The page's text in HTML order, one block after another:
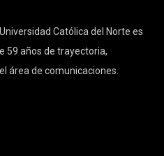
Católica del Norte es
59 años de trayectoria,
área de comunicaciones.